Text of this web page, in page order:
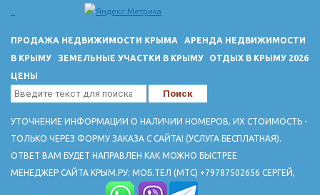
ПРОДАЖА НЕДВИЖИМОСТИ КРЫМА
АРЕНДА НЕДВИЖИМОСТИ
В КРЫМУ
ЗЕМЕЛЬНЫЕ УЧАСТКИ В КРЫМУ
ОТДЫХ В КРЫМУ 2026
ЦЕНЫ
УТОЧНЕНИЕ ИНФОРМАЦИИ О НАЛИЧИИ НОМЕРОВ, ИХ СТОИМОСТЬ -
ТОЛЬКО ЧЕРЕЗ ФОРМУ ЗАКАЗА С САЙТА! (УСЛУГА БЕСПЛАТНАЯ).
ОТВЕТ ВАМ БУДЕТ НАПРАВЛЕН КАК МОЖНО БЫСТРЕЕ
МЕНЕДЖЕР САЙТА КРЫМ.РУ: МОБ.ТЕЛ (МТС) +79787502656 СЕРГЕЙ,